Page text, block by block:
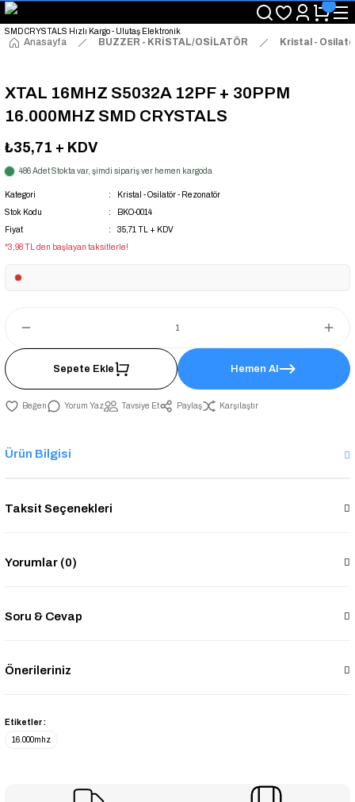
"Saat 14:00'a Kadar Verilen Siparişlerde Aynı Gün Kargo Avantajı!
"Binlerce Ürün Çeşitliliği ile Stoktan Hemen Teslim."
"Toptan Fiyatına Perakende Satış Avantajını Kaçırmayın!"
Anasayfa BUZZER - KRİSTAL/OSİLATÖR Kristal -
XTAL 16MHZ S5032A 12PF + 30PPM
16.000MHZ SMD CRYSTALS
₺35,71 + KDV
486 Adet Stokta var, şimdi sipariş ver hemen kargoda
Kategori
Kristal - Osilatör - Rezonatör
Stok Kodu
BKO-0014
Fiyat
35,71 TL + KDV
*3,98 TL den başlayan taksitlerle!
Sepete Ekle Hemen Al
Yorum Yaz Tavsiye Et Paylaş Karşılaştır
Ürün Bilgisi
Taksit Seçenekleri
Yorumlar (0)
Soru & Cevap
Önerileriniz
Etiketler :
16.000mhz